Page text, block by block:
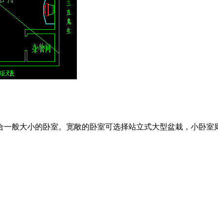
般大小的卧室。宽敞的卧室可选择站立式大型盆栽，小卧室